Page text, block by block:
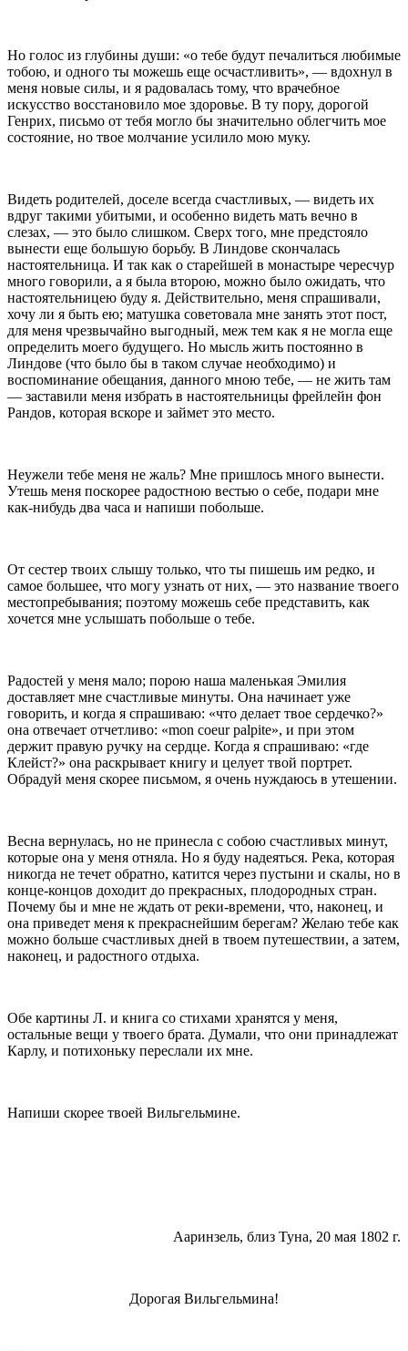
Но голос из глубины души: «о тебе будут печа­литься любимые
тобою, и одного ты можешь еще осчастливить», — вдохнул в
меня новые силы, и я ра­довалась тому, что врачебное
искусство восстановило мое здоровье. В ту пору, дорогой
Генрих, письмо от тебя могло бы значительно облегчить мое
состояние, но твое молчание усилило мою муку.
Видеть родителей, доселе всегда счастливых, — ви­деть их
вдруг такими убитыми, и особенно видеть мать вечно в
слезах, — это было слишком. Сверх того, мне предстояло
вынести еще большую борьбу. В Линдове скончалась
настоятельница. И так как о старейшей в монастыре чересчур
много говорили, а я была второю, можно было ожидать, что
настоятельницею буду я. Действительно, меня спрашивали,
хочу ли я быть ею; матушка советовала мне занять этот пост,
для меня чрезвычайно выгодный, меж тем как я не могла еще
определить моего будущего. Но мысль жить постоянно в
Линдове (что было бы в таком случае необходимо) и
воспоминание обеща­ния, данного мною тебе, — не жить там
— заставили меня избрать в настоятельницы фрейлейн фон
Рандов, которая вскоре и займет это место.
Неужели тебе меня не жаль? Мне пришлось много вынести.
Утешь меня поскорее радостною вестью о себе, подари мне
как-нибудь два часа и напиши по­больше.
От сестер твоих слышу только, что ты пишешь им редко, и
самое большее, что могу узнать от них, — это название твоего
местопребывания; поэтому можешь себе представить, как
хочется мне услышать побольше о тебе.
Радостей у меня мало; порою наша маленькая Эми­лия
доставляет мне счастливые минуты. Она начинает уже
говорить, и когда я спрашиваю: «что делает твое сердечко?»
она отвечает отчетливо: «mon coeur palpite», и при этом
держит правую ручку на сердце. Когда я спрашиваю: «где
Клейст?» она раскрывает книгу и целует твой портрет.
Обрадуй меня скорее пись­мом, я очень нуждаюсь в утешении.
Весна вернулась, но не принесла с собою счастли­вых минут,
которые она у меня отняла. Но я буду надеяться. Река, которая
никогда не течет обратно, катится через пустыни и скалы, но в
конце-концов доходит до прекрасных, плодородных стран.
По­чему бы и мне не ждать от реки-времени, что, нако­нец, и
она приведет меня к прекраснейшим берегам? Желаю тебе как
можно больше счастливых дней в твоем путешествии, а затем,
наконец, и ра­достного отдыха.
Обе картины Л. и книга со стихами хранятся у меня,
остальные вещи у твоего брата. Думали, что они при­надлежат
Карлу, и потихоньку переслали их мне.
Напиши скорее твоей Вильгельмине.
Ааринзель, близ Туна, 20 мая 1802 г.
Дорогая Вильгельмина!